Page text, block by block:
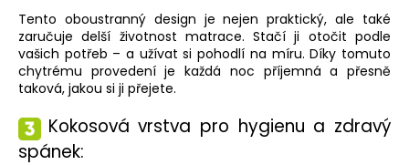
Tento oboustranný design je nejen praktický, ale také
zaručuje delší životnost matrace. Stačí ji otočit podle
vašich potřeb – a užívat si pohodlí na míru. Díky tomuto
chytrému provedení je každá noc příjemná a přesně
taková, jakou si ji přejete.
Kokosová vrstva pro hygienu a zdravý
spánek: